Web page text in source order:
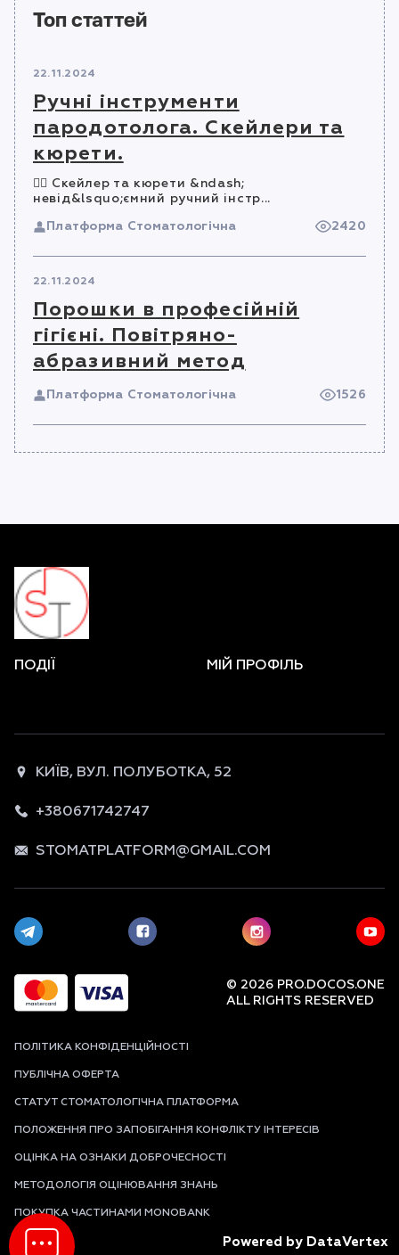
Топ статтей
22.11.2024
Ручні інструменти
пародотолога. Скейлери та
кюрети.
☝🏻 Скейлер та кюрети &ndash;
невід&lsquo;ємний ручний інстр...
Платформа Стоматологічна
2420
22.11.2024
Порошки в професійній
гігієні. Повітряно-
абразивний метод
Платформа Стоматологічна 1526
ПОДІЇ МІЙ ПРОФІЛЬ
© 2026 PRO.DOCOS.ONE
ALL RIGHTS RESERVED
КИЇВ, ВУЛ. ПОЛУБОТКА, 52
+380671742747
STOMATPLATFORM@GMAIL.COM
ПОЛІТИКА КОНФІДЕНЦІЙНОСТІ
ПУБЛІЧНА ОФЕРТА
СТАТУТ СТОМАТОЛОГІЧНА ПЛАТФОРМА
ПОЛОЖЕННЯ ПРО ЗАПОБІГАННЯ КОНФЛІКТУ ІНТЕРЕСІВ
ОЦІНКА НА ОЗНАКИ ДОБРОЧЕСНОСТІ
МЕТОДОЛОГІЯ ОЦІНЮВАННЯ ЗНАНЬ
ПОКУПКА ЧАСТИНАМИ MONOBANK
Powered by DataVertex